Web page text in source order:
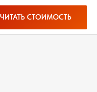
СТОИМОСТЬ